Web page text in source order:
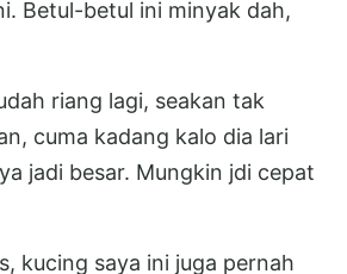
Betul-betul ini minyak dah,
riang lagi, seakan tak
cuma kadang kalo dia lari
jadi besar. Mungkin jdi cepat
kucing saya ini juga pernah